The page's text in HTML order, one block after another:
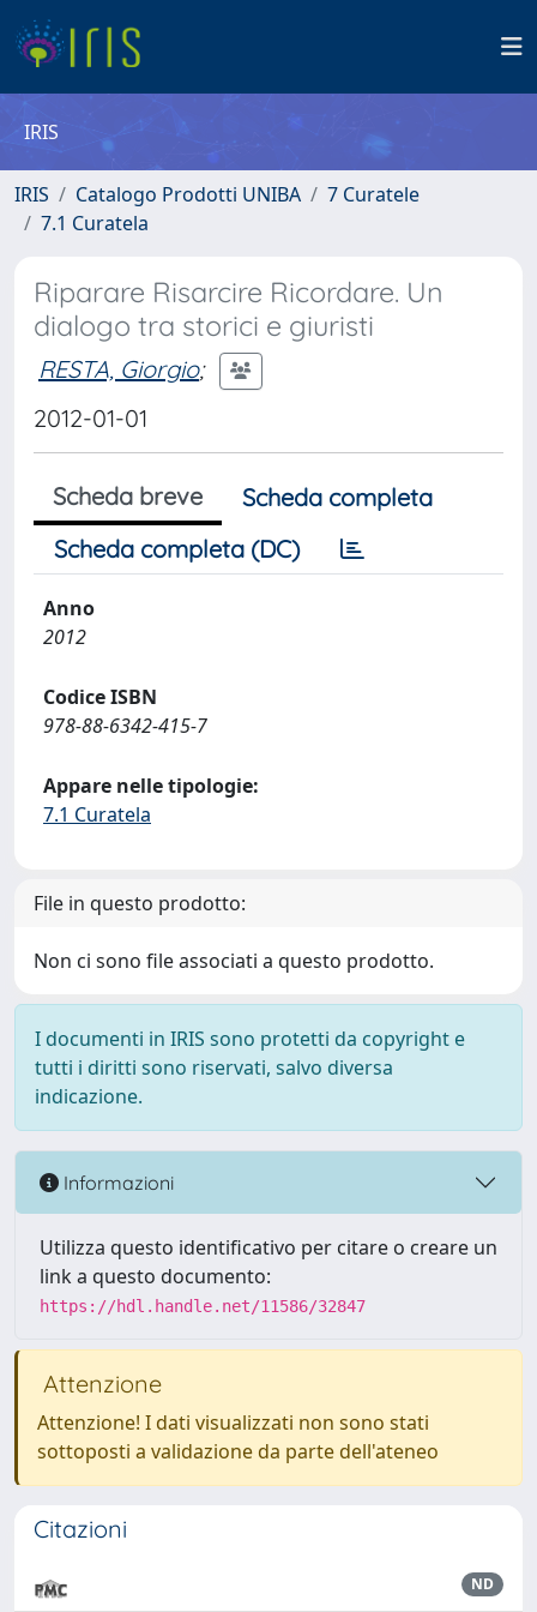
IRIS
IRIS Catalogo Prodotti UNIBA
7 Curatele
7.1 Curatela
Riparare Risarcire Ricordare. Un
dialogo tra storici e giuristi
RESTA, Giorgio;
2012-01-01
Scheda breve
Scheda completa
Scheda completa (DC)
Anno
2012
Codice ISBN
978-88-6342-415-7
Appare nelle tipologie:
7.1 Curatela
File in questo prodotto:
Non ci sono file associati a questo prodotto.
I documenti in IRIS sono protetti da copyright e
tutti i diritti sono riservati, salvo diversa
indicazione.
Informazioni
Utilizza questo identificativo per citare o creare un
link a questo documento:
https://hdl.handle.net/11586/32847
Attenzione
Attenzione! I dati visualizzati non sono stati
sottoposti a validazione da parte dell'ateneo
Citazioni
ND